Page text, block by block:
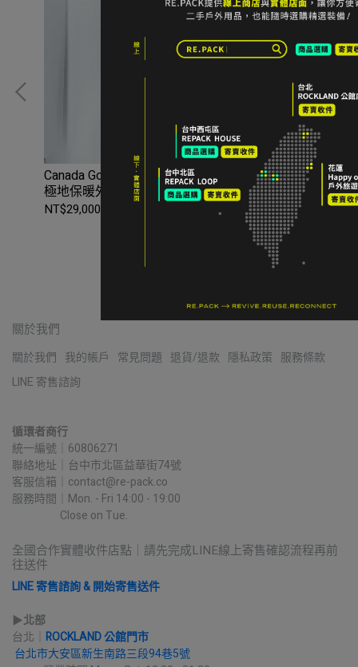
Canada Goose Expedition Parka – CR 防水防風
極地保暖外套 M碼 黑色
NT$29,000
碼
關於我們
關於我們 我的帳戶 常見問題 退貨/退款 隱私政策 服務條款
LINE 寄售諮詢
循環者商行
統一編號｜60806271
聯絡地址｜台中市北區益華街74號
客服信箱｜contact@re-pack.co
服務時間｜Mon. - Fri 14:00 - 19:00
Close on Tue.
全國合作實體收件店點｜請先完成LINE線上寄售確認流程再前
往送件
LINE 寄售諮詢 & 開始寄售送件
▶︎北部
台北｜ ROCKLAND 公館門市
台北市大安區新生南路三段94巷5號